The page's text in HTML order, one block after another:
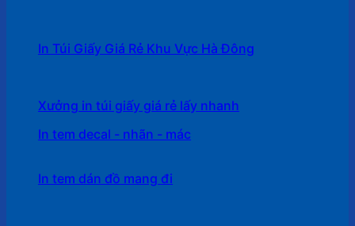
In Túi Giấy Giá Rẻ Khu Vực Hà Đông
Xưởng in túi giấy giá rẻ lấy nhanh
In tem decal - nhãn - mác
In tem dán đồ mang đi